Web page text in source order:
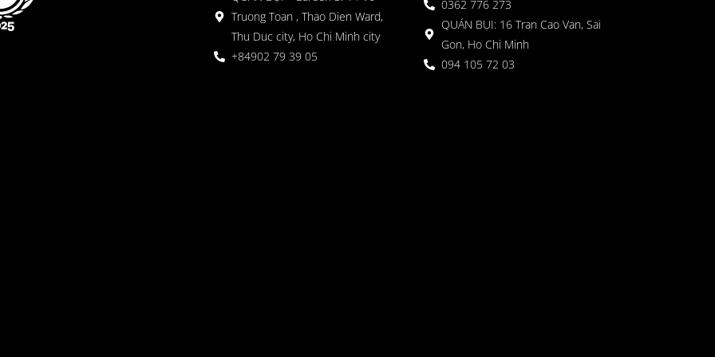
Truong Toan , Thao Dien Ward,
Thu Duc city, Ho Chi Minh city
+84902 79 39 05
0362 776 273
QUÁN BỤI: 16 Tran Cao Van, Sai
Gon, Ho Chi Minh
094 105 72 03